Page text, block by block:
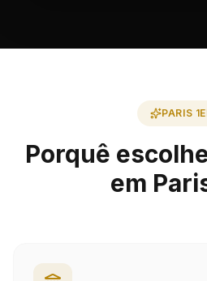
PARIS
Porquê
em